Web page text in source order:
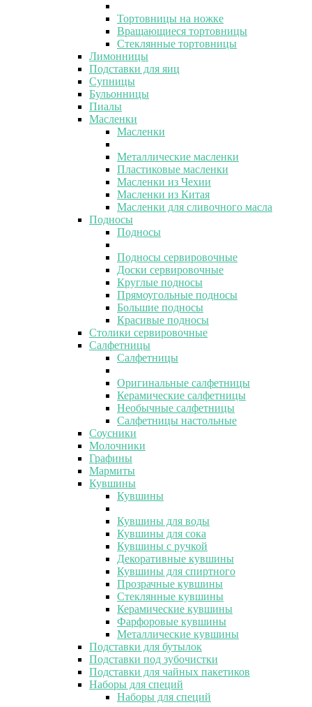
Тортовницы на ножке
Вращающиеся тортовницы
Стеклянные тортовницы
Лимонницы
Подставки для яиц
Супницы
Бульонницы
Пиалы
Масленки
Масленки
Металлические масленки
Пластиковые масленки
Масленки из Чехии
Масленки из Китая
Масленки для сливочного масла
Подносы
Подносы
Подносы сервировочные
Доски сервировочные
Круглые подносы
Прямоугольные подносы
Большие подносы
Красивые подносы
Столики сервировочные
Салфетницы
Салфетницы
Оригинальные салфетницы
Керамические салфетницы
Необычные салфетницы
Салфетницы настольные
Соусники
Молочники
Графины
Мармиты
Кувшины
Кувшины
Кувшины для воды
Кувшины для сока
Кувшины с ручкой
Декоративные кувшины
Кувшины для спиртного
Прозрачные кувшины
Стеклянные кувшины
Керамические кувшины
Фарфоровые кувшины
Металлические кувшины
Подставки для бутылок
Подставки под зубочистки
Подставки для чайных пакетиков
Наборы для специй
Наборы для специй